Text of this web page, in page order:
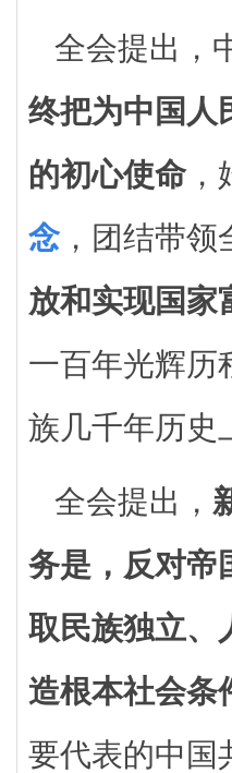
全会提出，
终把为中国人
的初心使命，
念，团结带领
放和实现国家
一百年光辉历
族几千年历史
全会提出，
务是，反对帝
取民族独立、
造根本社会条
要代表的中国